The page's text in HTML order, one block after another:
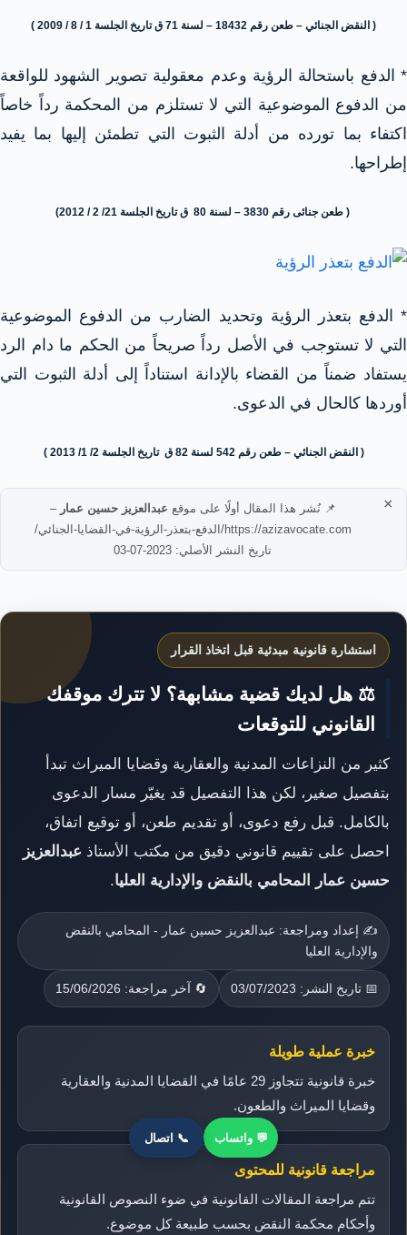
( النقض الجنائي – طعن رقم 18432 – لسنة 71 ق تاريخ الجلسة 1 / 8 / 2009 )
* الدفع باستحالة الرؤية وعدم معقولية تصوير الشهود للواقعة
من الدفوع الموضوعية التي لا تستلزم من المحكمة رداً خاصاً
اكتفاء بما تورده من أدلة الثبوت التي تطمئن إليها بما يفيد
إطراحها.
( طعن جنائى رقم 3830 – لسنة 80 ق تاريخ الجلسة 21/ 2 / 2012)
* الدفع بتعذر الرؤية وتحديد الضارب من الدفوع الموضوعية
التي لا تستوجب في الأصل رداً صريحاً من الحكم ما دام الرد
يستفاد ضمناً من القضاء بالإدانة استناداً إلى أدلة الثبوت التي
أوردها كالحال في الدعوى.
( النقض الجنائي – طعن رقم 542 لسنة 82 ق تاريخ الجلسة 2/ 1/ 2013 )
📌 نُشر هذا المقال أولًا على موقع عبدالعزيز حسين عمار –
https://azizavocate.com/الدفع-بتعذر-الرؤية-في-القضايا-الجنائي/
تاريخ النشر الأصلي: 2023-07-03
×
استشارة قانونية مبدئية قبل اتخاذ القرار
⚖️ هل لديك قضية مشابهة؟ لا تترك موقفك
القانوني للتوقعات
كثير من النزاعات المدنية والعقارية وقضايا الميراث تبدأ
بتفصيل صغير، لكن هذا التفصيل قد يغيّر مسار الدعوى
بالكامل. قبل رفع دعوى، أو تقديم طعن، أو توقيع اتفاق،
احصل على تقييم قانوني دقيق من مكتب الأستاذ عبدالعزيز
حسين عمار المحامي بالنقض والإدارية العليا.
✍️ إعداد ومراجعة: عبدالعزيز حسين عمار - المحامي بالنقض
والإدارية العليا
📅 تاريخ النشر: 03/07/2023 🔄 آخر مراجعة: 15/06/2026
خبرة عملية طويلة
خبرة قانونية تتجاوز 29 عامًا في القضايا المدنية والعقارية
وقضايا الميراث والطعون.
مراجعة قانونية للمحتوى
تتم مراجعة المقالات القانونية في ضوء النصوص القانونية
وأحكام محكمة النقض بحسب طبيعة كل موضوع.
💬 واتساب 📞 اتصال